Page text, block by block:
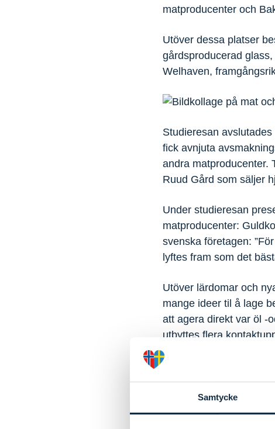
Samtycke
matproducenter och
Utöver dessa platser
gårdsproducerad
Welhaven,
Studieresan
fick avnjuta
andra matproducenter.
Ruud Gård som säljer
Under studieresan
matproducenter:
svenska företagen:
lyftes fram som det
Utöver lärdomar och
mange ideer til å lage
att agera direkt var öl -
utbyttes flera
Den uppskattade
Østfold som ett
Håll utkik på